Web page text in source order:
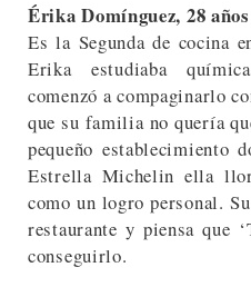
Érika Domínguez, 28
Es la Segunda de cocina
Erika estudiaba
comenzó a compaginarlo
que su familia no quería
pequeño establecimiento
Estrella Michelin ella
como un logro personal.
restaurante y piensa que
conseguirlo.